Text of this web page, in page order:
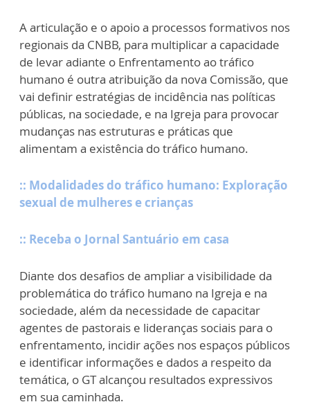
A articulação e o apoio a processos formativos nos
regionais da CNBB, para multiplicar a capacidade
de levar adiante o Enfrentamento ao tráfico
humano é outra atribuição da nova Comissão, que
vai definir estratégias de incidência nas políticas
públicas, na sociedade, e na Igreja para provocar
mudanças nas estruturas e práticas que
alimentam a existência do tráfico humano.
:: Modalidades do tráfico humano: Exploração
sexual de mulheres e crianças
:: Receba o Jornal Santuário em casa
Diante dos desafios de ampliar a visibilidade da
problemática do tráfico humano na Igreja e na
sociedade, além da necessidade de capacitar
agentes de pastorais e lideranças sociais para o
enfrentamento, incidir ações nos espaços públicos
e identificar informações e dados a respeito da
temática, o GT alcançou resultados expressivos
em sua caminhada.